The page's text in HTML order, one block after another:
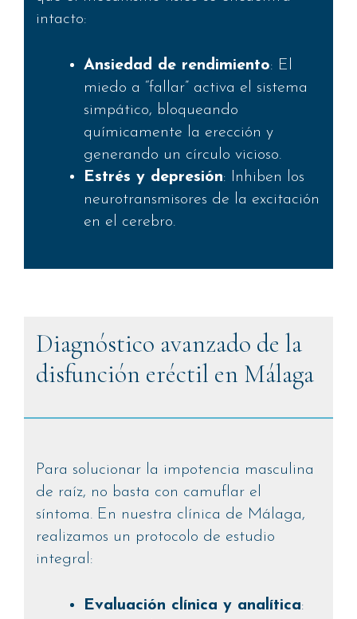
intacto:
Ansiedad de rendimiento: El
miedo a “fallar” activa el sistema
simpático, bloqueando
químicamente la erección y
generando un círculo vicioso.
Estrés y depresión: Inhiben los
neurotransmisores de la excitación
en el cerebro.
Diagnóstico avanzado de la
disfunción eréctil en Málaga
Para solucionar la impotencia masculina
de raíz, no basta con camuflar el
síntoma. En nuestra clínica de Málaga,
realizamos un protocolo de estudio
integral:
Evaluación clínica y analítica: